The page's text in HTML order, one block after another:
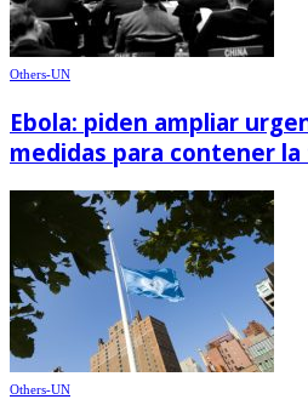
Others-UN
Ebola: piden ampliar
medidas para contener
Others-UN